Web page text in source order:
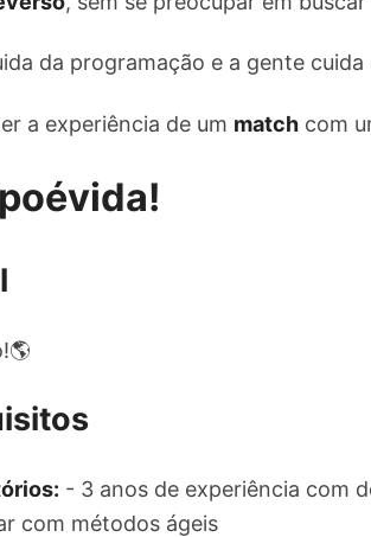
da programação e a gente
a experiência de um match com
- 3 anos de experiência com
com métodos ágeis